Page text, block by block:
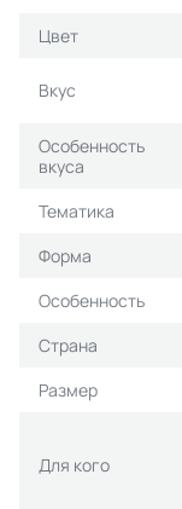
Цвет
Вкус
Особенность
вкуса
Тематика
Форма
Особенность
Страна
Размер
Для кого